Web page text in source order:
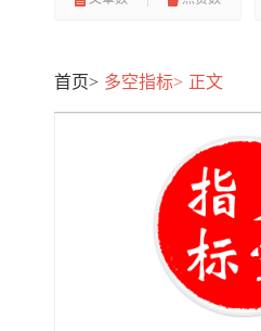
首页> 多空指标> 正文